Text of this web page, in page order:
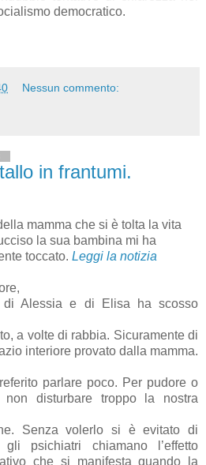
democratico.
Nessun commento:
in frantumi.
mamma che si è tolta la vita
la sua bambina mi ha
toccato. Leggi la notizia
di Alessia e di Elisa ha scosso
a volte di rabbia. Sicuramente di
interiore provato dalla mamma.
parlare poco. Per pudore o
non disturbare troppo la nostra
Senza volerlo si è evitato di
psichiatri chiamano l’effetto
che si manifesta quando la